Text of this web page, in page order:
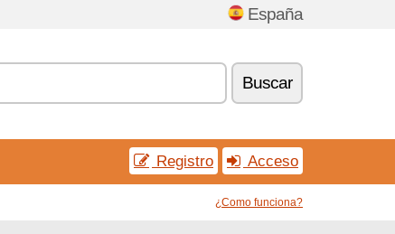
España
Buscar
Registro Acceso
¿Como funciona?